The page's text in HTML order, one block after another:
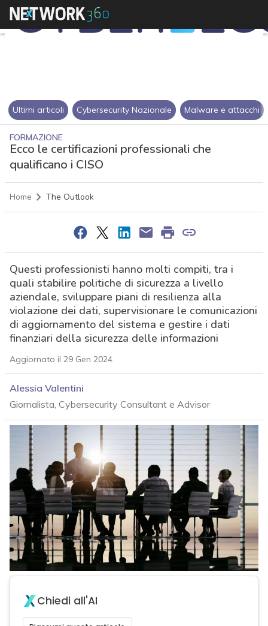
Ultimi articoli Cybersecurity Nazionale Malware e attacchi
FORMAZIONE
Ecco le certificazioni professionali che
qualificano i CISO
Home The Outlook
Questi professionisti hanno molti compiti, tra i
quali stabilire politiche di sicurezza a livello
aziendale, sviluppare piani di resilienza alla
violazione dei dati, supervisionare le comunicazioni
di aggiornamento del sistema e gestire i dati
finanziari della sicurezza delle informazioni
Aggiornato il 29 Gen 2024
Alessia Valentini
Giornalista, Cybersecurity Consultant e Advisor
Chiedi all'AI